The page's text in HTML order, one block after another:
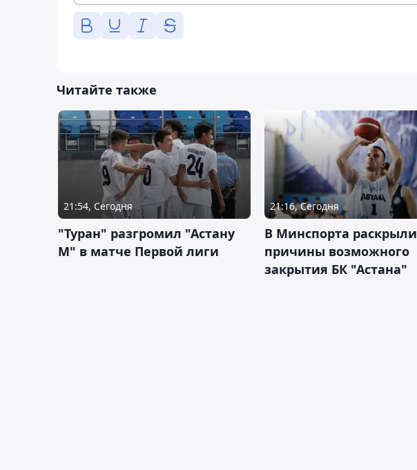
Читайте также
21:54, Сегодня
"Туран" разгромил "Астану
М" в матче Первой лиги
21:16, Сегодня
В Минспорта раскрыли
причины возможного
закрытия БК "Астана"